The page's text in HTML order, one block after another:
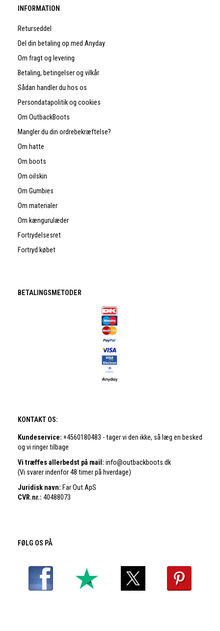
INFORMATION
Returseddel
Del din betaling op med Anyday
Om fragt og levering
Betaling, betingelser og vilkår
Sådan handler du hos os
Persondatapolitik og cookies
Om OutbackBoots
Mangler du din ordrebekræftelse?
Om hatte
Om boots
Om oilskin
Om Gumbies
Om materialer
Om kængurulæder
Fortrydelsesret
Fortryd købet
BETALINGSMETODER
KONTAKT OS:
Kundeservice: +4560180483 - tager vi den ikke, så læg en besked
og vi ringer tilbage
Vi træffes allerbedst på mail: info@outbackboots.dk
(Vi svarer indenfor 48 timer på hverdage)
Juridisk navn: Far Out ApS
CVR.nr.: 40488073
FØLG OS PÅ